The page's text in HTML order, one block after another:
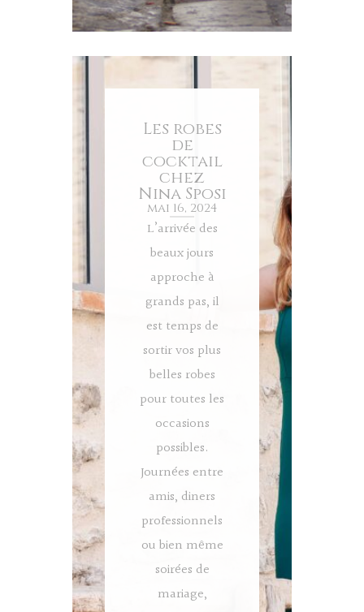
Les robes
de
cocktail
chez
Nina Sposi
mai 16, 2024
L’arrivée des
beaux jours
approche à
grands pas, il
est temps de
sortir vos plus
belles robes
pour toutes les
occasions
possibles.
Journées entre
amis, diners
professionnels
ou bien même
soirées de
mariage,